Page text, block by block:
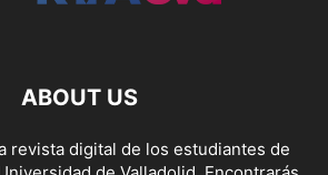
ABOUT US
revista digital de los estudiantes de